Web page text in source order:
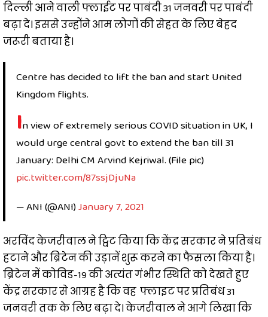
दिल्ली आने वाली फ्लाईट पर पाबंदी 31 जनवरी पर पाबंदी
बढ़ा दे। इससे उन्होंने आम लोगों की सेहत के लिए बेहद
जरूरी बताया है।
Centre has decided to lift the ban and start United
Kingdom flights.
In view of extremely serious COVID situation in UK, I
would urge central govt to extend the ban till 31
January: Delhi CM Arvind Kejriwal. (File pic)
pic.twitter.com/87ssjDjuNa
— ANI (@ANI)January 7, 2021
अरविंद केजरीवाल ने ट्विट किया कि केंद्र सरकार ने प्रतिबंध
हटाने और ब्रिटेन की उड़ानें शुरू करने का फैसला किया है।
ब्रिटेन में कोविड-19 की अत्यंत गंभीर स्थिति को देखते हुए
केंद्र सरकार से आग्रह है कि वह फ्लाइट पर प्रतिबंध 31
जनवरी तक के लिए बढ़ा दे। केजरीवाल ने आगे लिखा कि